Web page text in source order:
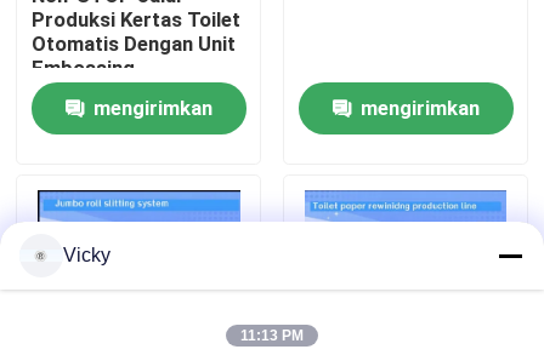
Hubungi Kami
Berita
Minta Kutipan
VR
Jalur Produksi Kertas Tissue
Produksi Kertas Toilet
Otomatis Dengan Unit
Embossing
mengirimkan
mengirimkan
Vicky
11:13 PM